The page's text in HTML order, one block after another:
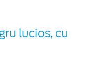
lucios, cu